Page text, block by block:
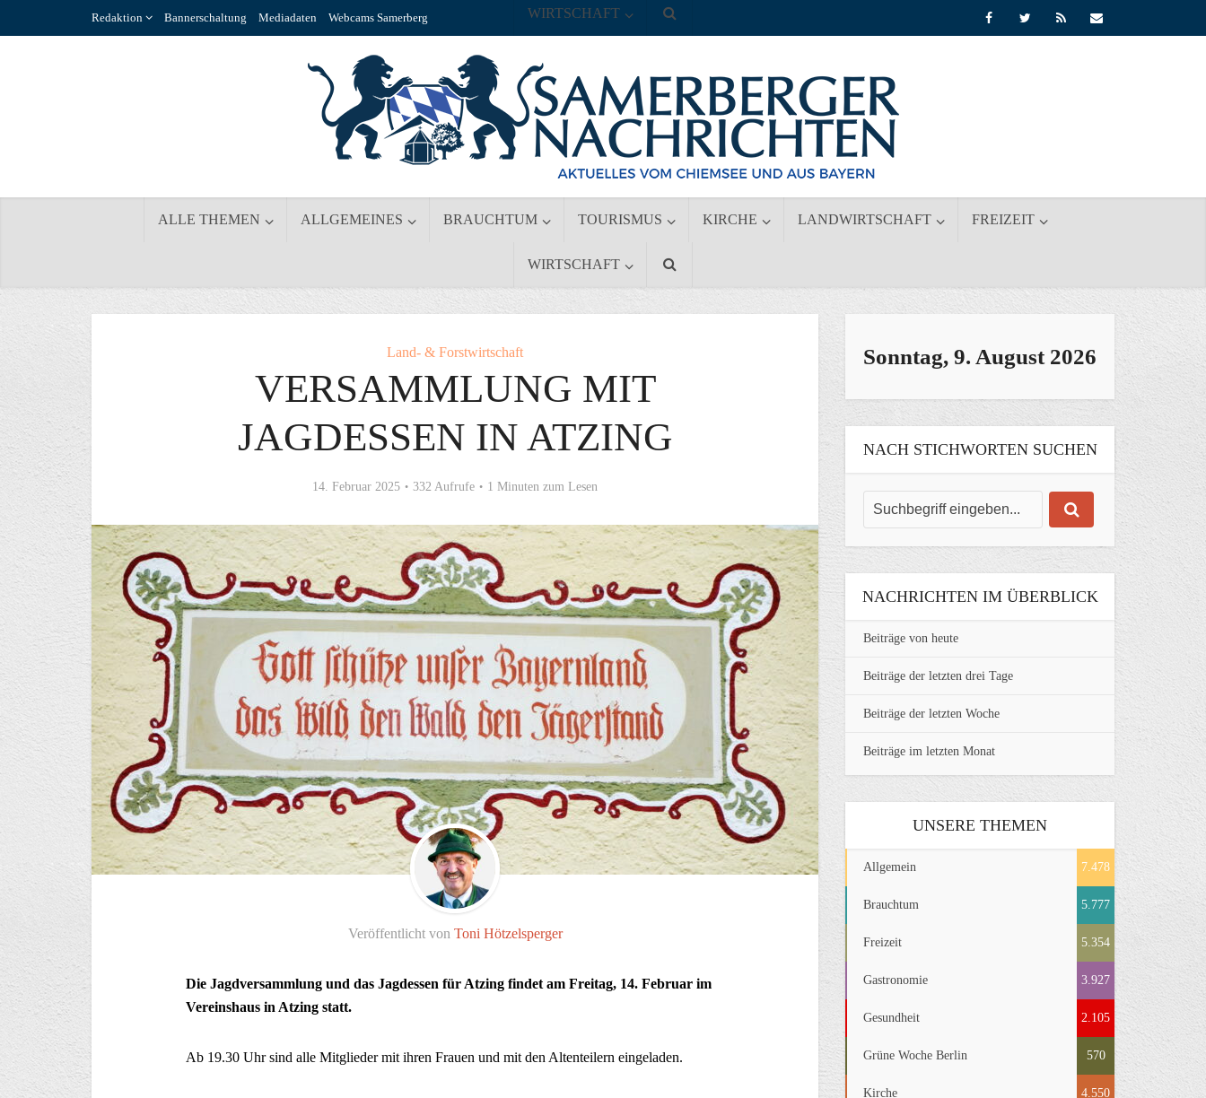
Redaktion Bannerschaltung Mediadaten Webcams Samerberg
ALLE THEMEN ALLGEMEINES BRAUCHTUM TOURISMUS KIRCHE LANDWIRTSCHAFT FREIZEIT
WIRTSCHAFT
WIRTSCHAFT
Land- & Forstwirtschaft
VERSAMMLUNG MIT
JAGDESSEN IN ATZING
14. Februar 2025 332 Aufrufe 1 Minuten zum Lesen
Veröffentlicht von Toni Hötzelsperger
Die Jagdversammlung und das Jagdessen für Atzing findet am Freitag, 14. Februar im
Vereinshaus in Atzing statt.
Ab 19.30 Uhr sind alle Mitglieder mit ihren Frauen und mit den Altenteilern eingeladen.
Sonntag, 9. August 2026
NACH STICHWORTEN SUCHEN
NACHRICHTEN IM ÜBERBLICK
Beiträge von heute
Beiträge der letzten drei Tage
Beiträge der letzten Woche
Beiträge im letzten Monat
UNSERE THEMEN
Allgemein 7.478
Brauchtum 5.777
Freizeit 5.354
Gastronomie 3.927
Gesundheit 2.105
Grüne Woche Berlin 570
Kirche 4.550